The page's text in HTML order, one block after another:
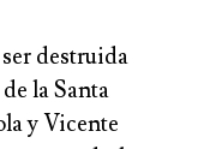
destruida
la Santa
y Vicente